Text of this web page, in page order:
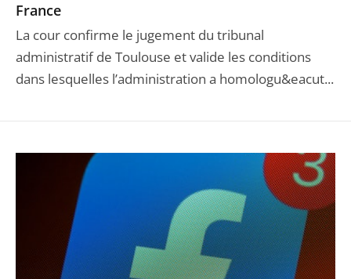
France
La cour confirme le jugement du tribunal
administratif de Toulouse et valide les conditions
dans lesquelles l’administration a homologu&eacut...